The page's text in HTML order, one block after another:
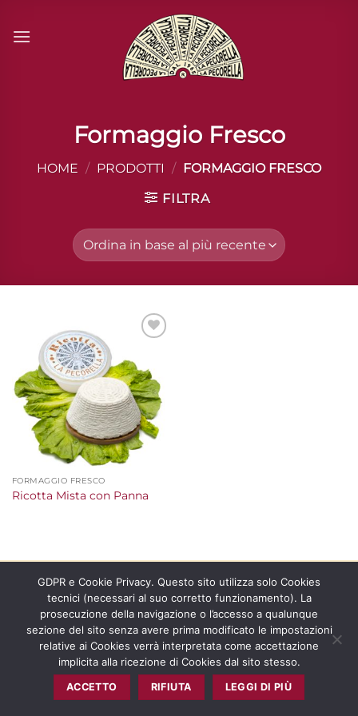
Formaggio Fresco
HOME / PRODOTTI / FORMAGGIO FRESCO
FILTRA
alla lista
dei
desideri
FORMAGGIO FRESCO
Ricotta Mista con Panna
Copyright 2026 ©La Pecorella Distribuzione s.r.l. – P.IVA
11865601006 -Certificatoe Politica Qualità
CONSENSO AI COOKIES
GDPR e Cookie Privacy. Questo sito utilizza solo Cookies
tecnici (necessari al suo corretto funzionamento). La
prosecuzione della navigazione o l’accesso a qualunque
sezione del sito senza avere prima modificato le impostazioni
relative ai Cookies verrà interpretata come accettazione
implicita alla ricezione di Cookies dal sito stesso.
ACCETTO RIFIUTA LEGGI DI PIÙ